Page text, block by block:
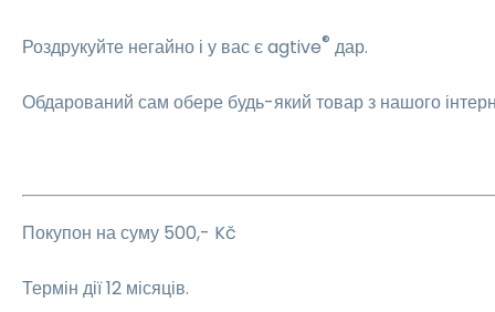
Роздрукуйте негайно і у вас є agtive® дар.
Обдарований сам обере будь-який товар з нашого
Покупон на суму 500,- Kč
Термін дії 12 місяців.